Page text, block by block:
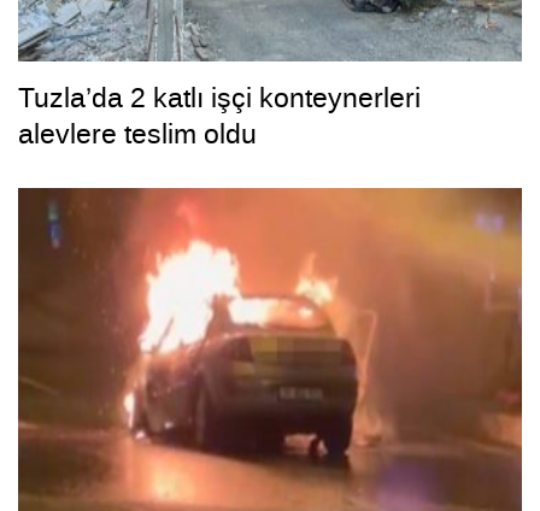
Tuzla’da 2 katlı işçi konteynerleri
alevlere teslim oldu